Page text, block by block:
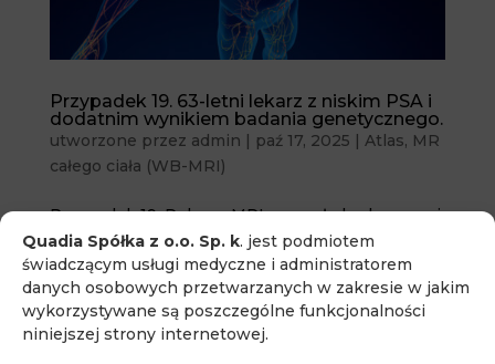
Quadia Spółka z o.o. Sp. k. jest podmiotem
świadczącym usługi medyczne i administratorem
danych osobowych przetwarzanych w zakresie w jakim
wykorzystywane są poszczególne funkcjonalności
niniejszej strony internetowej.
Przypadek 19. 63-letni lekarz z niskim PSA i
dodatnim wynikiem badania genetycznego.
utworzone przez admin | paź 17, 2025 | Atlas, MR
całego ciała (WB-MRI)
Przypadek 19. Rola mpMRI gruczołu krokowego i
badań genetycznych we wczesnym wykrywaniu
i leczeniu raka prostaty.: studium przypadku 40-
letniego pacjenta